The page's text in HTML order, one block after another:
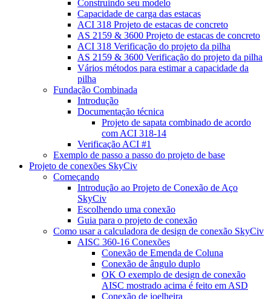
Construindo seu modelo
Capacidade de carga das estacas
ACI 318 Projeto de estacas de concreto
AS 2159 & 3600 Projeto de estacas de concreto
ACI 318 Verificação do projeto da pilha
AS 2159 & 3600 Verificação do projeto da pilha
Vários métodos para estimar a capacidade da
pilha
Fundação Combinada
Introdução
Documentação técnica
Projeto de sapata combinado de acordo
com ACI 318-14
Verificação ACI #1
Exemplo de passo a passo do projeto de base
Projeto de conexões SkyCiv
Começando
Introdução ao Projeto de Conexão de Aço
SkyCiv
Escolhendo uma conexão
Guia para o projeto de conexão
Como usar a calculadora de design de conexão SkyCiv
AISC 360-16 Conexões
Conexão de Emenda de Coluna
Conexão de ângulo duplo
OK O exemplo de design de conexão
AISC mostrado acima é feito em ASD
Conexão de joelheira